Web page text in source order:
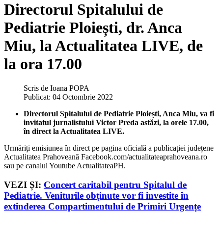
Directorul Spitalului de
Pediatrie Ploiești, dr. Anca
Miu, la Actualitatea LIVE, de
la ora 17.00
Scris de Ioana POPA
Publicat: 04 Octombrie 2022
Directorul Spitalului de Pediatrie Ploiești, Anca Miu, va fi
invitatul jurnalistului Victor Preda astăzi, la orele 17.00,
în direct la Actualitatea LIVE.
Urmăriți emisiunea în direct pe pagina oficială a publicației județene
Actualitatea Prahoveană Facebook.com/actualitateaprahoveana.ro
sau pe canalul Youtube ActualitateaPH.
VEZI ȘI: Concert caritabil pentru Spitalul de
Pediatrie. Veniturile obținute vor fi investite în
extinderea Compartimentului de Primiri Urgențe